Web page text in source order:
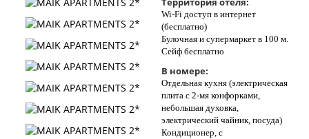
Wi-Fi доступ в интернет
(бесплатно)
Булочная и супермаркет в 100 м.
Сейф бесплатно
В номере:
Отдельная кухня (электрическая
плита с 2-мя конфорками,
небольшая духовка,
электрический чайник, посуда)
Кондиционер, с